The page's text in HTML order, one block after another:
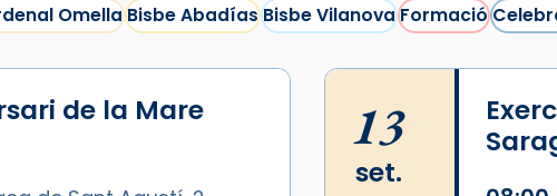
OmellaBisbe AbadíasBisbe VilanovaFormació
de la Mare
13
set.